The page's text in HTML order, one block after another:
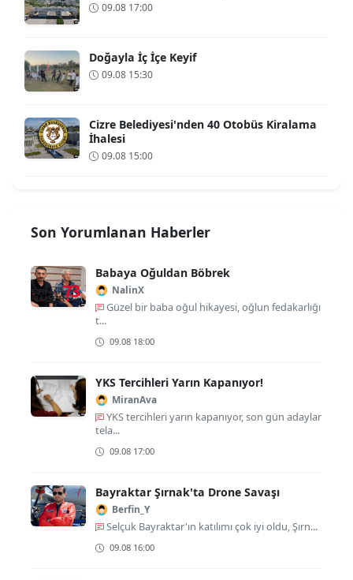
09.08 17:00
Doğayla İç İçe Keyif
09.08 15:30
Cizre Belediyesi'nden 40 Otobüs Kiralama
İhalesi
09.08 15:00
Son Yorumlanan Haberler
Babaya Oğuldan Böbrek
NalinX
Güzel bir baba oğul hikayesi, oğlun fedakarlığı
t...
09.08 18:00
YKS Tercihleri Yarın Kapanıyor!
MiranAva
YKS tercihleri yarın kapanıyor, son gün adaylar
tela...
09.08 17:00
Bayraktar Şırnak'ta Drone Savaşı
Berfin_Y
Selçuk Bayraktar'ın katılımı çok iyi oldu, Şırn...
09.08 16:00